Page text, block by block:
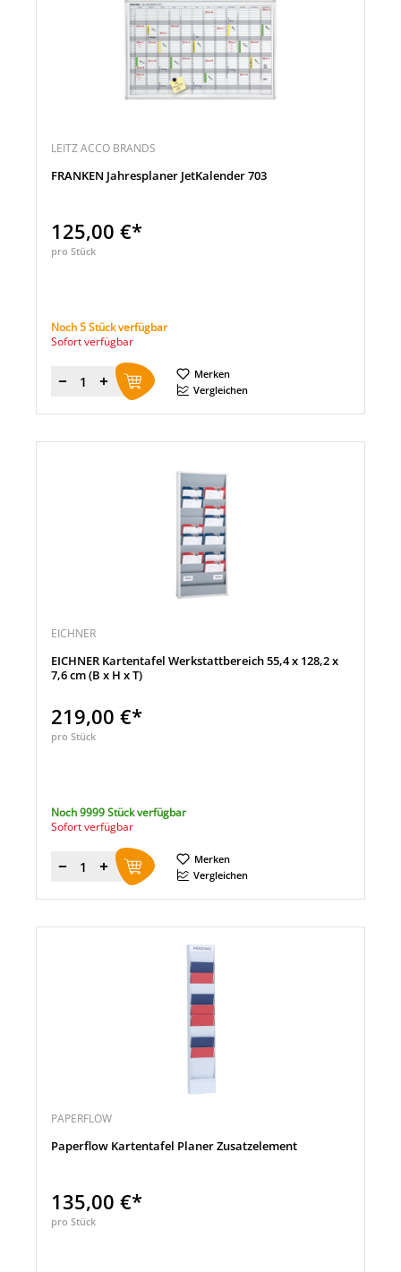
LEITZ ACCO BRANDS
FRANKEN Jahresplaner JetKalender 703
125,00 €*
pro Stück
Noch 5 Stück verfügbar
Sofort verfügbar
Menge
Merken
Vergleichen
EICHNER
EICHNER Kartentafel Werkstattbereich 55,4 x 128,2 x
7,6 cm (B x H x T)
219,00 €*
pro Stück
Noch 9999 Stück verfügbar
Sofort verfügbar
Menge
Merken
Vergleichen
PAPERFLOW
Paperflow Kartentafel Planer Zusatzelement
135,00 €*
pro Stück